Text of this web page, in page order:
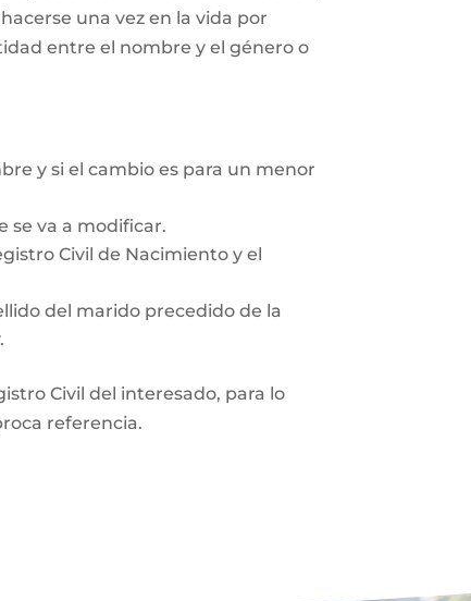
una vez en la vida por
entre el nombre y el género o
y si el cambio es para un menor
se va a modificar.
Civil de Nacimiento y el
del marido precedido de la
Civil del interesado, para lo
referencia.